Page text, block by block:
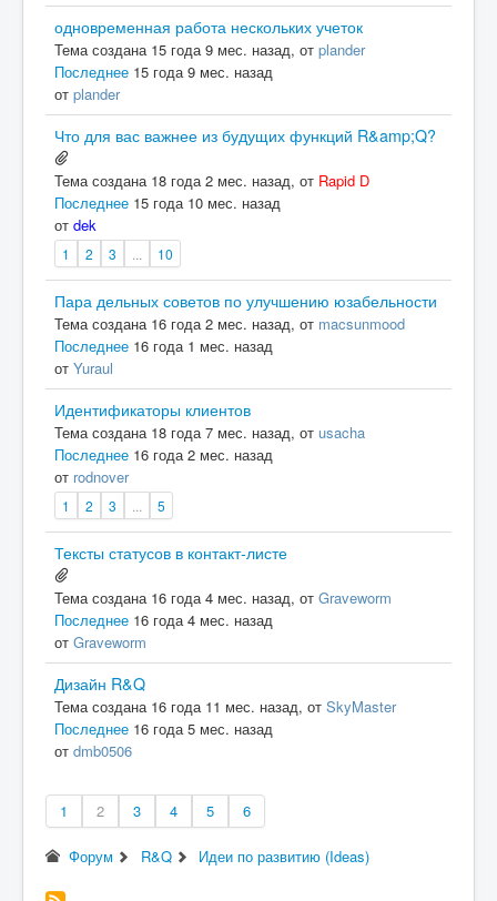
одновременная работа нескольких учеток
Тема создана 15 года 9 мес. назад, от plander
Последнее 15 года 9 мес. назад
от plander
Что для вас важнее из будущих функций R&amp;Q?
Тема создана 18 года 2 мес. назад, от Rapid D
Последнее 15 года 10 мес. назад
от dek
1 2 3 10
Пара дельных советов по улучшению юзабельности
Тема создана 16 года 2 мес. назад, от macsunmood
Последнее 16 года 1 мес. назад
от Yuraul
Идентификаторы клиентов
Тема создана 18 года 7 мес. назад, от usacha
Последнее 16 года 2 мес. назад
от rodnover
1 2 3 5
Тексты статусов в контакт-листе
Тема создана 16 года 4 мес. назад, от Graveworm
Последнее 16 года 4 мес. назад
от Graveworm
Дизайн R&Q
Тема создана 16 года 11 мес. назад, от SkyMaster
Последнее 16 года 5 мес. назад
от dmb0506
1 2 3 4 5 6
Форум R&Q Идеи по развитию (Ideas)